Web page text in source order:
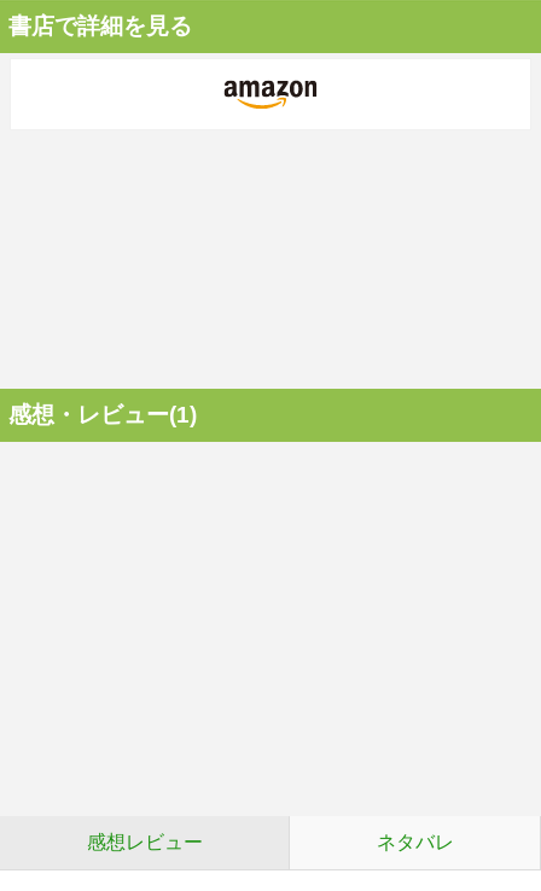
書店で詳細を見る
感想・レビュー(1)
感想レビュー ネタバレ